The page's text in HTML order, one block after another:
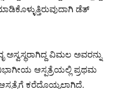
ಡೆತ್
ಅಸ್ವಸ್ಥರಾಗಿದ್ದ ವಿಮಲ ಅವರನ್ನು
ಆಸ್ಪತ್ರೆಯಲ್ಲಿ ಪ್ರಥಮ
ಕರೆದೊಯ್ಯಲಾಗಿದೆ.